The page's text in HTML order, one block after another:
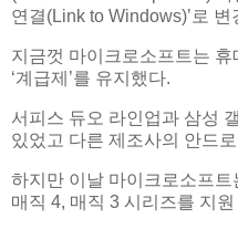
연결(Link to Windows)’로 변
지금껏 마이크로소프트는
‘계급제’를 유지했다.
서피스 듀오 라인업과 삼성
있었고 다른 제조사의 안드
하지만 이날 마이크로소프
매직 4, 매직 3 시리즈를 지